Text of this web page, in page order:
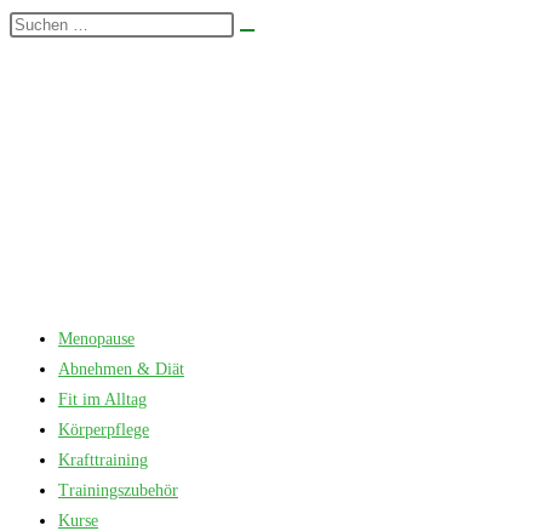
Zum
Diese
Menopause
Abnehmen & Diät
Fit im Alltag
Körperpflege
Krafttraining
Trainingszubehör
Kurse